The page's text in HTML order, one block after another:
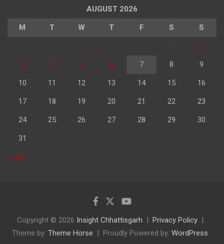
AUGUST 2026
M T W T F S S
1 2
3 4 5 6 7 8 9
10 11 12 13 14 15 16
17 18 19 20 21 22 23
24 25 26 27 28 29 30
31
« Jul
Copyright © 2026 Insight Chhattisgarh
Privacy Policy
Theme by: Theme Horse Proudly Powered by: WordPress